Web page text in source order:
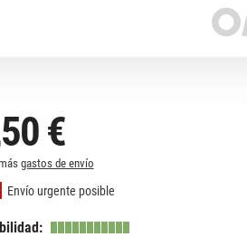
€
gastos de envío
Envío urgente posible